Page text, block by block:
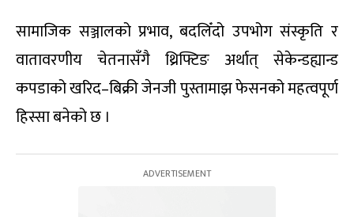
सामाजिक सञ्जालको प्रभाव, बदलिँदो उपभोग संस्कृति र
वातावरणीय चेतनासँगै थ्रिफ्टिङ अर्थात् सेकेन्डह्यान्ड
कपडाको खरिद–बिक्री जेनजी पुस्तामाझ फेसनको महत्वपूर्ण
हिस्सा बनेको छ ।